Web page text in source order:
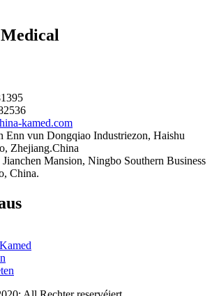
kamed.com
Enn vun Dongqiao Industriezon, Haishu
Zhejiang.China
Mansion, Ningbo Southern Business
China.